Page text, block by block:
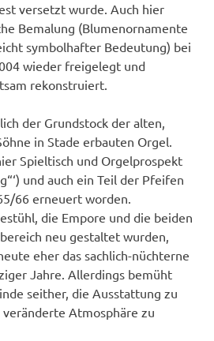
versetzt wurde. Auch hier
Bemalung (Blumenornamente
symbolhafter Bedeutung) bei
wieder freigelegt und
rekonstruiert.
der Grundstock der alten,
in Stade erbauten Orgel.
Spieltisch und Orgelprospekt
und auch ein Teil der Pfeifen
66 erneuert worden.
die Empore und die beiden
neu gestaltet wurden,
eher das sachlich-nüchterne
Jahre. Allerdings bemüht
seither, die Ausstattung zu
Atmosphäre zu